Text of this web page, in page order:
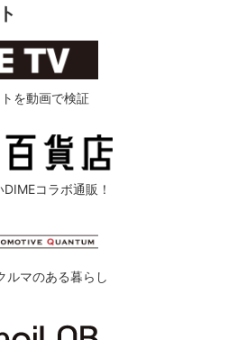
を動画で検証
コラボ通販！
ルマのある暮らし